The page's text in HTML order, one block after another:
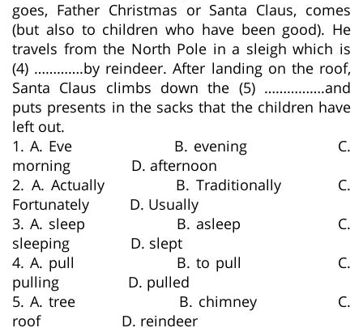
goes, Father Christmas or Santa Claus, comes
(but also to children who have been good). He
travels from the North Pole in a sleigh which is
(4) ………….by reindeer. After landing on the roof,
Santa Claus climbs down the (5) …………….and
puts presents in the sacks that the children have
left out.
1. A. Eve B. evening C.
morning D. afternoon
2. A. Actually B. Traditionally C.
Fortunately D. Usually
3. A. sleep B. asleep C.
sleeping D. slept
4. A. pull B. to pull C.
pulling D. pulled
5. A. tree B. chimney C.
roof D. reindeer